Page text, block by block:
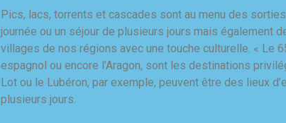
Pics, lacs, torrents et cascades sont au menu des
journée ou un séjour de plusieurs jours mais également
villages de nos régions avec une touche culturelle. « Le
espagnol ou encore l’Aragon, sont les destinations
Lot ou le Lubéron, par exemple, peuvent être des lieux
plusieurs jours.